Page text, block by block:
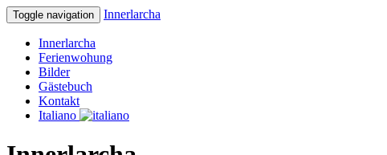
Toggle navigation Innerlarcha
Innerlarcha
Ferienwohung
Bilder
Gästebuch
Kontakt
Italiano